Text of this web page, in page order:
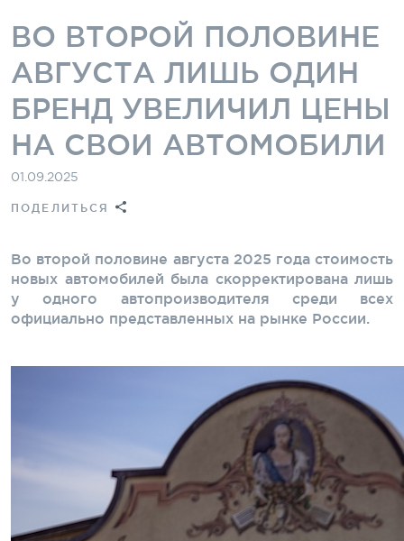
ВО ВТОРОЙ ПОЛОВИНЕ
АВГУСТА ЛИШЬ ОДИН
БРЕНД УВЕЛИЧИЛ ЦЕНЫ
НА СВОИ АВТОМОБИЛИ
01.09.2025
ПОДЕЛИТЬСЯ
Во второй половине августа 2025 года стоимость
новых автомобилей была скорректирована лишь
у одного автопроизводителя среди всех
официально представленных на рынке России.